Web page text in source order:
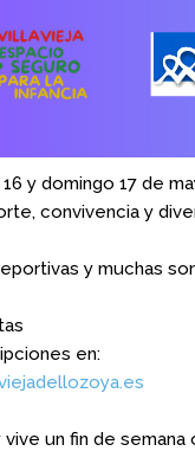
y domingo 17 de
convivencia y
y muchas
en:
vive un fin de